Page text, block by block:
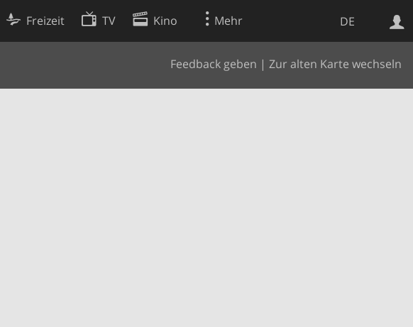
DE
Freizeit TV Kino Mehr
Feedback geben | Zur alten Karte wechseln
Websuche